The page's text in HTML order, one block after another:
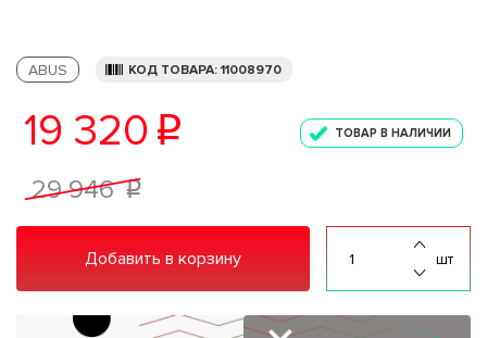
ABUS КОД ТОВАРА: 11008970
19 320 p ТОВАР В НАЛИЧИИ
29 946 p
Добавить в корзину шт